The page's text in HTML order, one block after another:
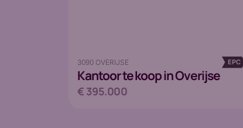
3090 OVERIJSE
Kantoorte koop in Overijse
EPC
€ 395.000